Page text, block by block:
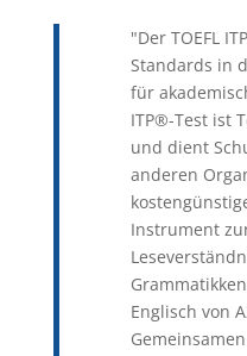
"Der TOEFL
Standards in
für
ITP®-Test ist
und dient
anderen
Instrument
Englisch von